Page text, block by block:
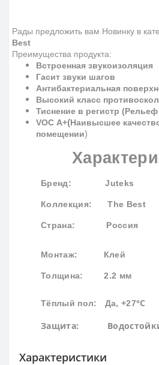
Рады предложить вам Новинку в
Best
Преимущества продукта:
Встроенная звукоизоляция
Гасит звуки шагов
Антибактериальная
Высокий класс
Тиснение в регистр
VOC A+(Наивысшее
помещении)
Бренд: Juteks
Коллекция: The Best
Страна: Россия
Монтаж: Клей
Толщина: 2.2 мм
Тёплый пол: Да, +27°С
Защита: Водостойк
Характеристики